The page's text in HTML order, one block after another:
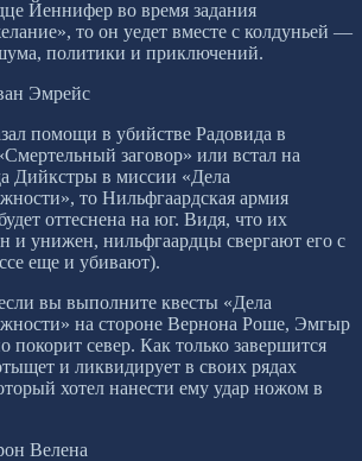
Йеннифер во время задания
то он уедет вместе с колдуньей —
политики и приключений.
Эмрейс
помощи в убийстве Радовида в
заговор» или встал на
Дийкстры в миссии «Дела
то Нильфгаардская армия
оттеснена на юг. Видя, что их
и унижен, нильфгаардцы свергают его с
еще и убивают).
вы выполните квесты «Дела
на стороне Вернона Роше, Эмгыр
север. Как только завершится
и ликвидирует в своих рядах
хотел нанести ему удар ножом в
Велена